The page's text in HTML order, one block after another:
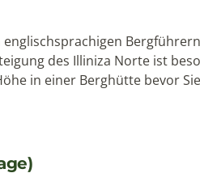
des Illiniza Norte ist
in einer Berghütte bevor